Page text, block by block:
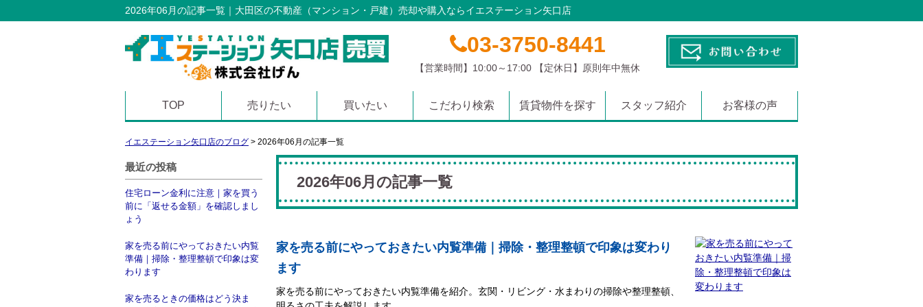
2026年06月の記事一覧｜大田区の不動産（マンション・戸建）売却や購入ならイエステーション矢口店
03-3750-8441
【営業時間】10:00～17:00 【定休日】原則年中無休
TOP 売りたい 買いたい こだわり検索 賃貸物件を探す スタッフ紹介 お客様の声
イエステーション矢口店のブログ > 2026年06月の記事一覧
最近の投稿
住宅ローン金利に注意｜家を買う
前に「返せる金額」を確認しまし
ょう
家を売る前にやっておきたい内覧
準備｜掃除・整理整頓で印象は変
わります
家を売るときの価格はどう決ま
2026年06月の記事一覧
家を売る前にやっておきたい内覧準備｜掃除・整理整頓で印象は変わり
ます
家を売る前にやっておきたい内覧準備を紹介。玄関・リビング・水まわりの掃除や整理整頓、